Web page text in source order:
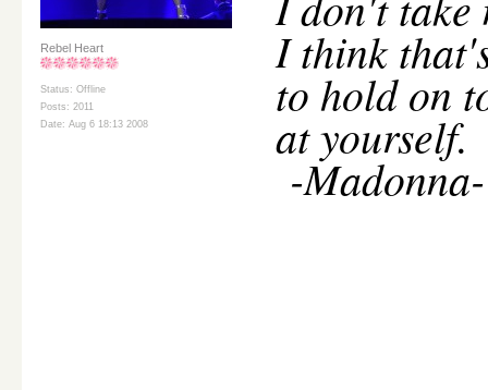
Rebel Heart
Status: Offline
Posts: 2011
Date: Aug 6 18:13 2008
I think
to hold on
at yourself.
-Madonna-